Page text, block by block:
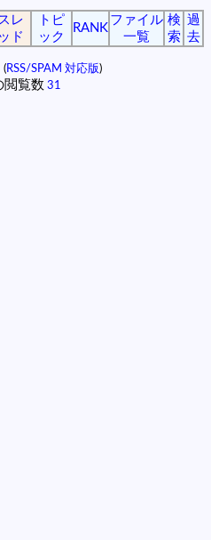
レ
ッド
トピ
ック
RANK
ファイル
一覧
検
索
過
去
(RSS/SPAM 対応版)
閲覧数 31